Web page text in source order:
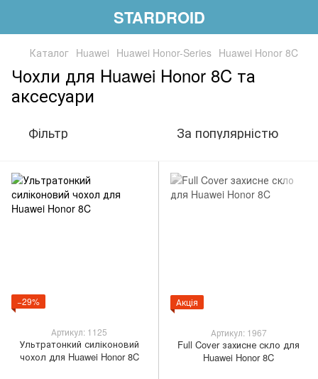
STARDROID
Каталог Huawei Huawei Honor-Series Huawei Honor 8C
Чохли для Huawei Honor 8C та
аксесуари
Фільтр За популярністю
−29%
Артикул: 1125
Ультратонкий силіконовий
чохол для Huawei Honor 8C
Акція
Артикул: 1967
Full Cover захисне скло для
Huawei Honor 8C